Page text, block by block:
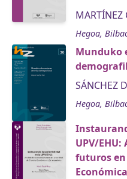
Hegoa,
Munduko
SÁNCHEZ
Hegoa,
UPV/
futuros en